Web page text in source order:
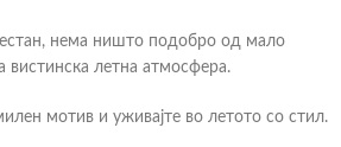
нема ништо подобро од мало
летна атмосфера.
мотив и уживајте во летото со стил.